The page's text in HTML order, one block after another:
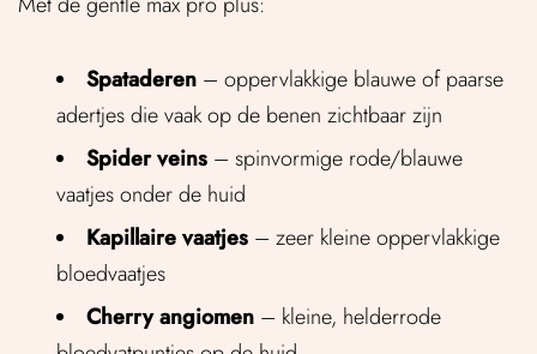
Spataderen – oppervlakkige blauwe of paarse
adertjes die vaak op de benen zichtbaar zijn
Spider veins – spinvormige rode/blauwe
vaatjes onder de huid
Kapillaire vaatjes – zeer kleine oppervlakkige
bloedvaatjes
Cherry angiomen – kleine, helderrode